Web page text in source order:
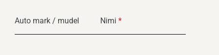
Auto mark / mudel Nimi *